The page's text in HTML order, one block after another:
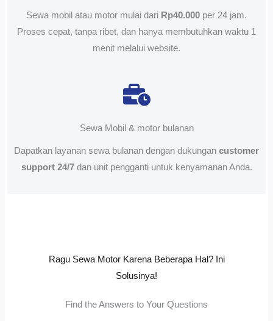
Sewa mobil atau motor mulai dari Rp40.000 per 24 jam.
Proses cepat, tanpa ribet, dan hanya membutuhkan waktu 1
menit melalui website.
Sewa Mobil & motor bulanan
Dapatkan layanan sewa bulanan dengan dukungan customer
support 24/7dan unit pengganti untuk kenyamanan Anda.
Ragu Sewa Motor Karena Beberapa Hal? Ini
Solusinya!
Find the Answers to Your Questions